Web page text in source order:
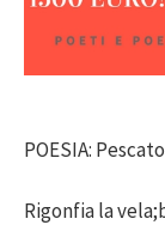
POESIA:
Rigonfia la